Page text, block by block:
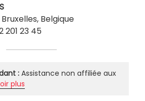
Bruxelles, Belgique
201 23 45
: Assistance non affiliée aux
plus